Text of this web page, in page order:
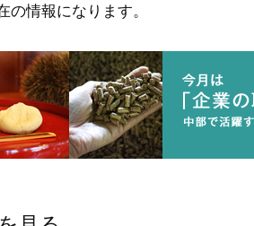
情報になります。